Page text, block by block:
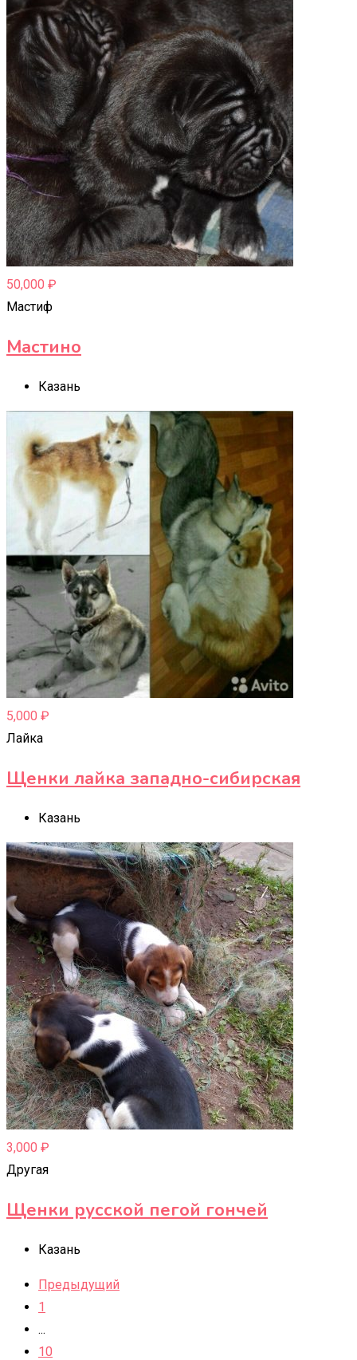
50,000 ₽
Мастиф
Мастино
Казань
5,000 ₽
Лайка
Щенки лайка западно-сибирская
Казань
3,000 ₽
Другая
Щенки русской пегой гончей
Казань
Предыдущий
1
...
10